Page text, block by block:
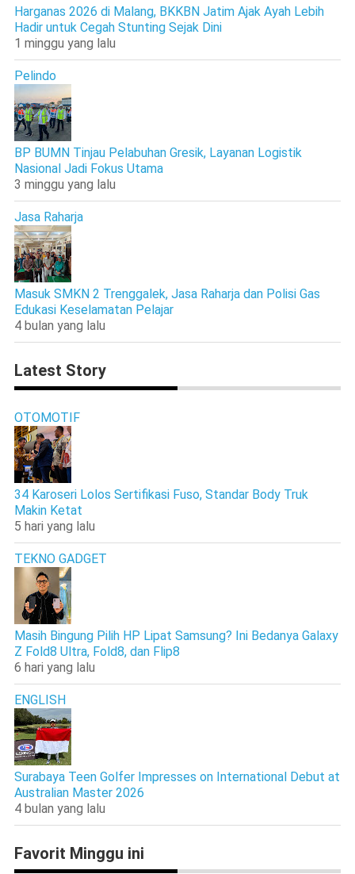
Harganas 2026 di Malang, BKKBN Jatim Ajak Ayah Lebih
Hadir untuk Cegah Stunting Sejak Dini
1 minggu yang lalu
Pelindo
BP BUMN Tinjau Pelabuhan Gresik, Layanan Logistik
Nasional Jadi Fokus Utama
3 minggu yang lalu
Jasa Raharja
Masuk SMKN 2 Trenggalek, Jasa Raharja dan Polisi Gas
Edukasi Keselamatan Pelajar
4 bulan yang lalu
Latest Story
OTOMOTIF
34 Karoseri Lolos Sertifikasi Fuso, Standar Body Truk
Makin Ketat
5 hari yang lalu
TEKNO GADGET
Masih Bingung Pilih HP Lipat Samsung? Ini Bedanya Galaxy
Z Fold8 Ultra, Fold8, dan Flip8
6 hari yang lalu
ENGLISH
Surabaya Teen Golfer Impresses on International Debut at
Australian Master 2026
4 bulan yang lalu
Favorit Minggu ini